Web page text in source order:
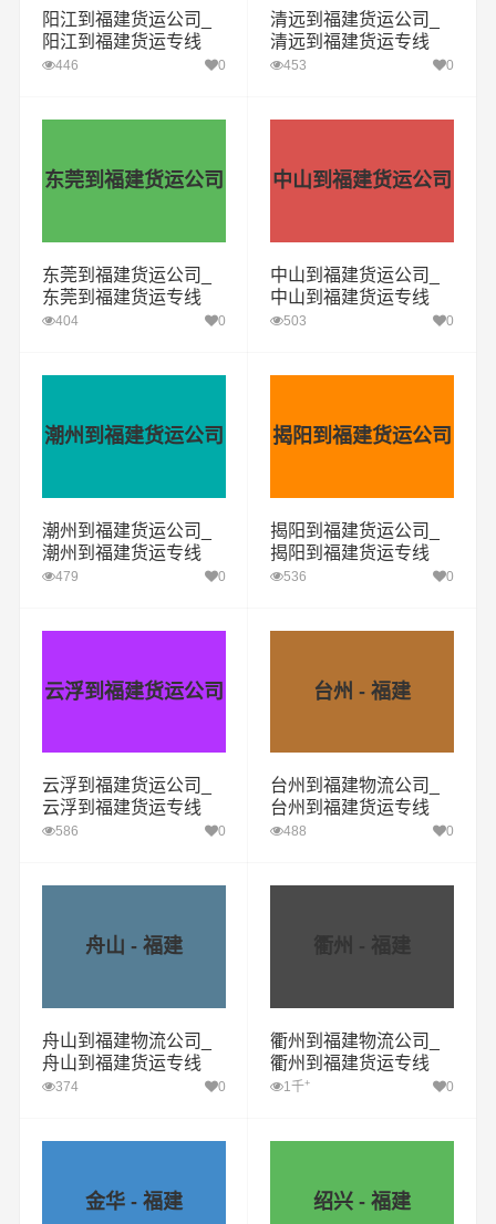
阳江到福建货运公司_
阳江到福建货运专线
446 0
清远到福建货运公司_
清远到福建货运专线
453 0
东莞到福建货运公司
东莞到福建货运公司_
东莞到福建货运专线
404 0
中山到福建货运公司
中山到福建货运公司_
中山到福建货运专线
503 0
潮州到福建货运公司
潮州到福建货运公司_
潮州到福建货运专线
479 0
揭阳到福建货运公司
揭阳到福建货运公司_
揭阳到福建货运专线
536 0
云浮到福建货运公司
云浮到福建货运公司_
云浮到福建货运专线
586 0
台州 - 福建
台州到福建物流公司_
台州到福建货运专线
488 0
舟山 - 福建
舟山到福建物流公司_
舟山到福建货运专线
374 0
衢州 - 福建
衢州到福建物流公司_
衢州到福建货运专线
1千+ 0
金华 - 福建 绍兴 - 福建